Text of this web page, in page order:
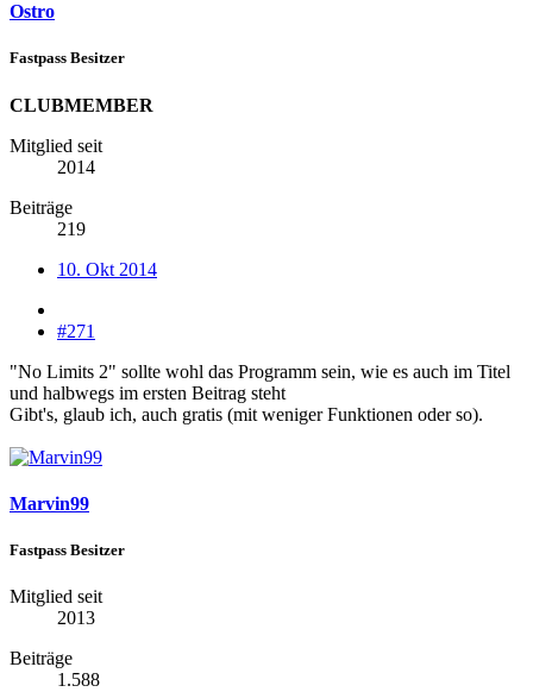
Ostro
Fastpass Besitzer
CLUBMEMBER
Mitglied seit
2014
Beiträge
219
10. Okt 2014
#271
"No Limits 2" sollte wohl das Programm sein, wie es auch im Titel
und halbwegs im ersten Beitrag steht
Gibt's, glaub ich, auch gratis (mit weniger Funktionen oder so).
Marvin99
Fastpass Besitzer
Mitglied seit
2013
Beiträge
1.588